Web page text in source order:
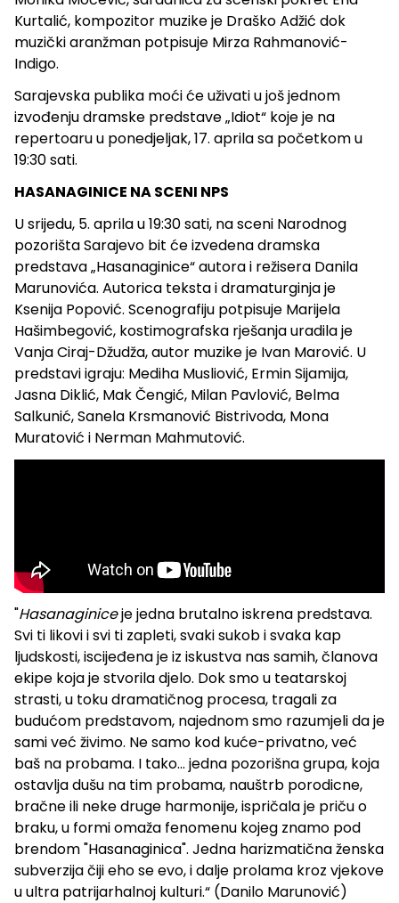
Kurtalić, kompozitor muzike je Draško Adžić dok
muzički aranžman potpisuje Mirza Rahmanović-
Indigo.
Sarajevska publika moći će uživati u još jednom
izvođenju dramske predstave „Idiot“ koje je na
repertoaru u ponedjeljak, 17. aprila sa početkom u
19:30 sati.
HASANAGINICE NA SCENI NPS
U srijedu, 5. aprila u 19:30 sati, na sceni Narodnog
pozorišta Sarajevo bit će izvedena dramska
predstava „Hasanaginice“ autora i režisera Danila
Marunovića. Autorica teksta i dramaturginja je
Ksenija Popović. Scenografiju potpisuje Marijela
Hašimbegović, kostimografska rješanja uradila je
Vanja Ciraj-Džudža, autor muzike je Ivan Marović. U
predstavi igraju: Mediha Musliović, Ermin Sijamija,
Jasna Diklić, Mak Čengić, Milan Pavlović, Belma
Salkunić, Sanela Krsmanović Bistrivoda, Mona
Muratović i Nerman Mahmutović.
"Hasanaginiceje jedna brutalno iskrena predstava.
Svi ti likovi i svi ti zapleti, svaki sukob i svaka kap
ljudskosti, iscijeđena je iz iskustva nas samih, članova
ekipe koja je stvorila djelo. Dok smo u teatarskoj
strasti, u toku dramatičnog procesa, tragali za
budućom predstavom, najednom smo razumjeli da je
sami već živimo. Ne samo kod kuće-privatno, već
baš na probama. I tako... jedna pozorišna grupa, koja
ostavlja dušu na tim probama, nauštrb porodicne,
bračne ili neke druge harmonije, ispričala je priču o
braku, u formi omaža fenomenu kojeg znamo pod
brendom "Hasanaginica". Jedna harizmatična ženska
subverzija čiji eho se evo, i dalje prolama kroz vjekove
u ultra patrijarhalnoj kulturi.“ (Danilo Marunović)